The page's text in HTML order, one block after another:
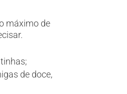
máximo de
de doce,